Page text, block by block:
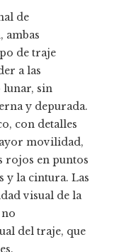
de
ambas
de traje
a las
lunar, sin
y depurada.
con detalles
movilidad,
rojos en puntos
y la cintura. Las
visual de la
no
del traje, que